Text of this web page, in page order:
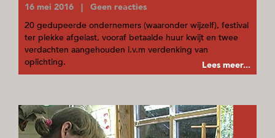
16 mei 2016 | Geen reacties
20 gedupeerde ondernemers (waaronder wijzelf), festival
ter plekke afgelast, vooraf betaalde huur kwijt en twee
verdachten aangehouden i.v.m verdenking van
oplichting.
Lees meer...